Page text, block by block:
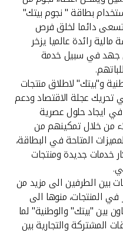
بطاقة " نجوم بيتك"
تسعى دائما لخلق فرص
رائدة عالميا يزخر
جهد في سبيل خدمة
و"بيتك" لاطلاق منتجات
عجلة الاقتصاد ودعم
في ايجاد حلول عصرية
من خلال تمكينهم من
المتاحة في البطاقة،
خدمات جديدة ومنتجات
بين الطرفين الى مزيد من
في المنتجات، منوها الى
بين "بيتك" والوطنية" لما
المشتركة والتجارية بين